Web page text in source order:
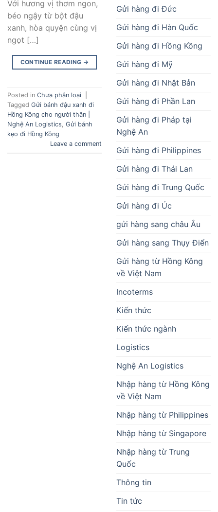
Với hương vị thơm ngon,
béo ngậy từ bột đậu
xanh, hòa quyện cùng vị
ngọt […]
CONTINUE READING →
Posted in Chưa phân loại
Tagged Gửi bánh đậu xanh đi
Hồng Kông cho người thân |
Nghệ An Logistics, Gửi bánh
kẹo đi Hồng Kông
Leave a comment
Gửi hàng đi Đức
Gửi hàng đi Hàn Quốc
Gửi hàng đi Hồng Kồng
Gửi hàng đi Mỹ
Gửi hàng đi Nhật Bản
Gửi hàng đi Phần Lan
Gửi hàng đi Pháp tại
Nghệ An
Gửi hàng đi Philippines
Gửi hàng đi Thái Lan
Gửi hàng đi Trung Quốc
Gửi hàng đi Úc
gửi hàng sang châu Âu
Gửi hàng sang Thụy Điển
Gửi hàng từ Hồng Kông
về Việt Nam
Incoterms
Kiến thức
Kiến thức ngành
Logistics
Nghệ An Logistics
Nhập hàng từ Hồng Kông
về Việt Nam
Nhập hàng từ Philippines
Nhập hàng từ Singapore
Nhập hàng từ Trung
Quốc
Thông tin
Tin tức